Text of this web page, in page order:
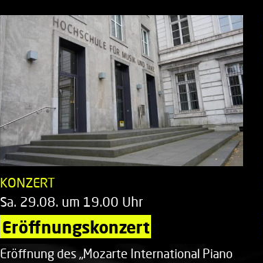
KONZERT
Sa. 29.08. um 19.00 Uhr
Eröffnungskonzert
Eröffnung des „Mozarte International Piano